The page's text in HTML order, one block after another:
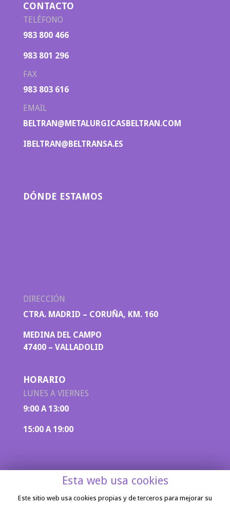
CONTACTO
TELÉFONO
983 800 466
983 801 296
FAX
983 803 616
EMAIL
BELTRAN@METALURGICASBELTRAN.COM
IBELTRAN@BELTRANSA.ES
DÓNDE ESTAMOS
DIRECCIÓN
CTRA. MADRID – CORUÑA, KM. 160
MEDINA DEL CAMPO
47400 – VALLADOLID
HORARIO
LUNES A VIERNES
9:00 A 13:00
15:00 A 19:00
Esta web usa cookies
Este sitio web usa cookies propias y de terceros para mejorar su